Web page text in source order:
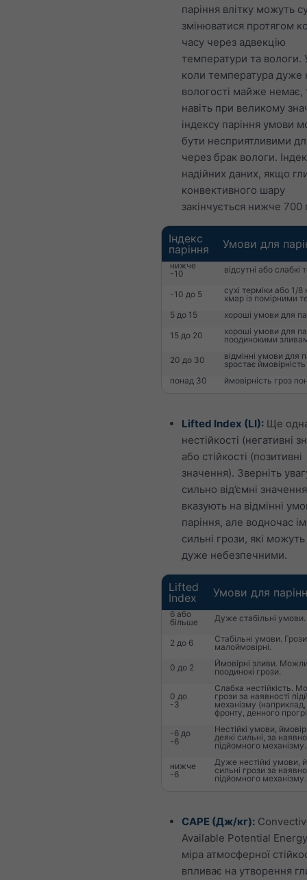
паріння влітку можуть
змінюватися протягом
часу через адвекцію
температури та вологи.
коли температура дуже
вологості майже немає,
навіть при великому
індексу паріння умови
бути несприятливими
через брак вологи.
надійних даних, якщо
конвективного шару
закінчується нижче 700
Індекс
паріння
Умови для
нижче
-10
відсутні або слабкі
-10 до 5
сухі терміки або 1/8
хмар із помірними
5 до 15
хороші умови для
15 до 20
хороші умови для
поодинокими
20 до 30
відмінні умови для
зростає
понад 30
ймовірність гроз
Lifted Index (LI): Ще
нестійкості (негативні
або стійкості (позитивні
значення). Зверніть
сильно від’ємні значення
вказують на відмінні
паріння, але водночас
сильні грози, які
дуже небезпечними.
Lifted
Index
Умови для
6 або
більше
Дуже стабільні умови.
2 до 6
Стабільні умови. Грози
малоймовірні.
0 до 2
Ймовірні зливи.
поодинокі грози.
0 до
-3
Слабка нестійкість.
грози за наявності
механізму
фронту, денного
-6 до
-6
Нестійкі умови,
деякі сильні, за
підйомного механізму.
нижче
-6
Дуже нестійкі умови,
сильні грози за
підйомного механізму.
CAPE (Дж/кг):
Available Potential
міра атмосферної
впливає на утворення